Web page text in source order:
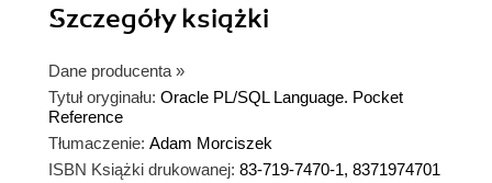
Szczegółyksiążki
Dane producenta »
Tytuł oryginału: Oracle PL/SQL Language. Pocket
Reference
Tłumaczenie: Adam Morciszek
ISBN Książki drukowanej: 83-719-7470-1, 8371974701